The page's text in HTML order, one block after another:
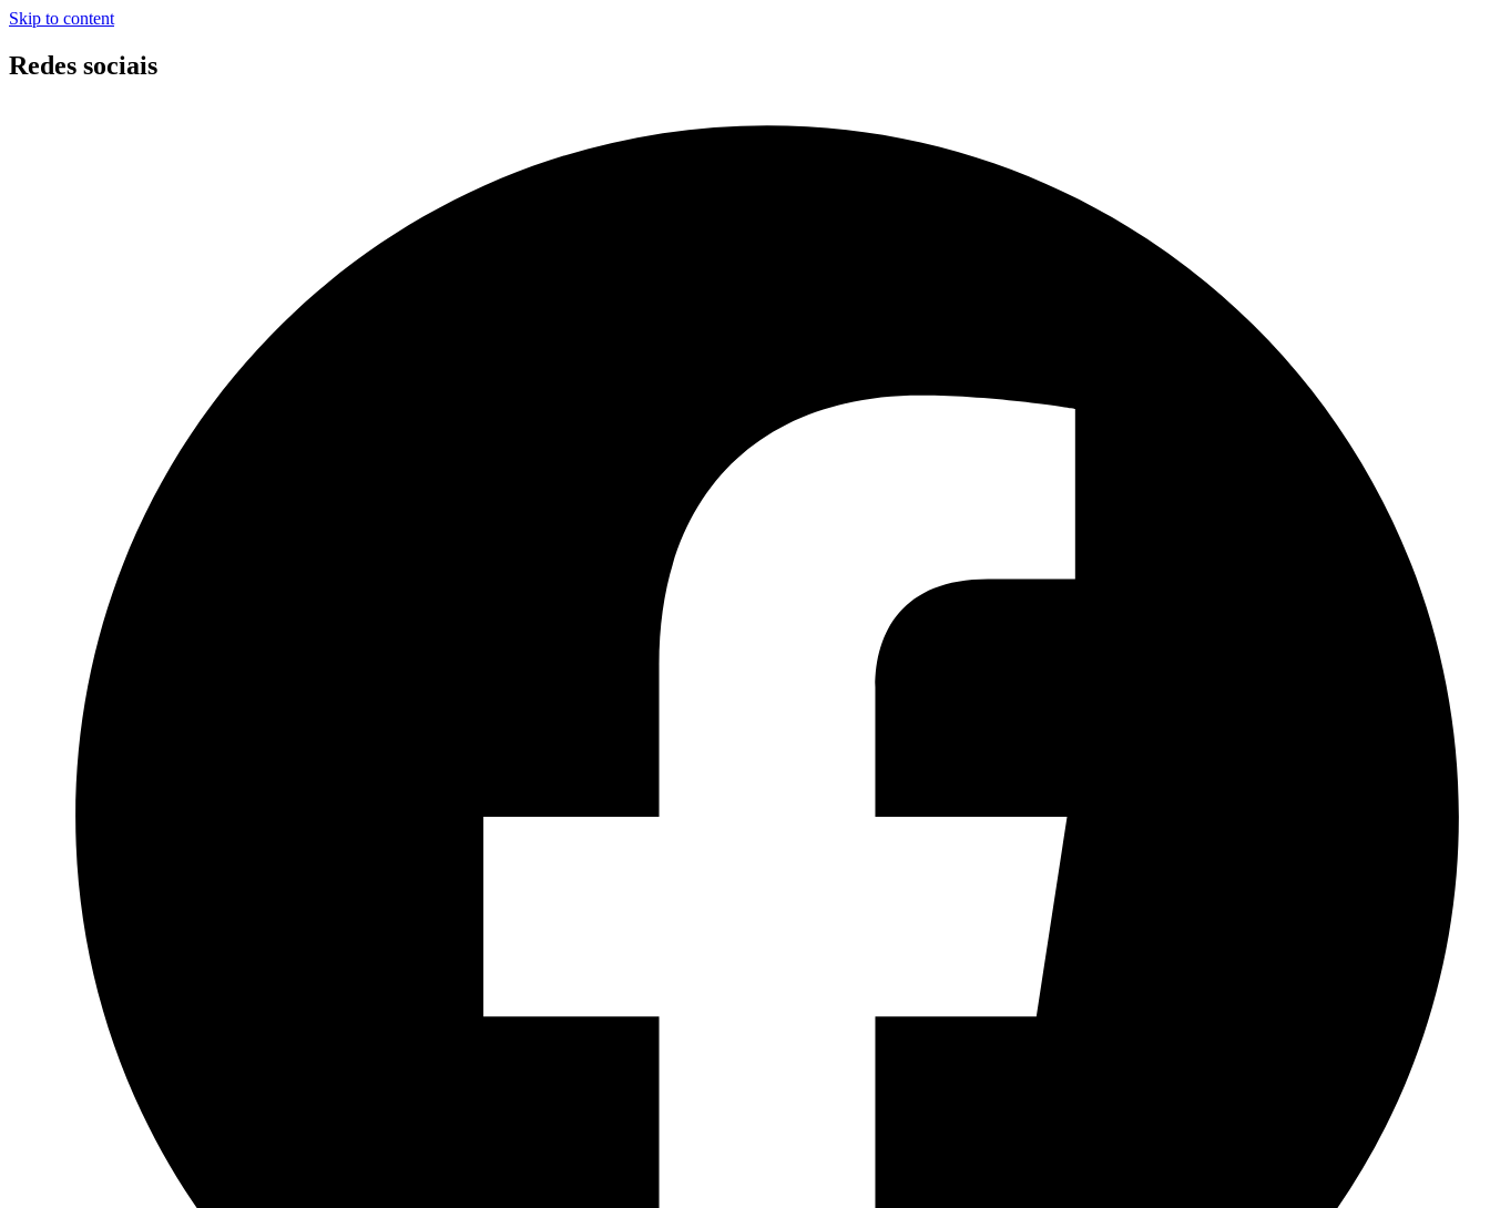
Skip to content
Redes sociais